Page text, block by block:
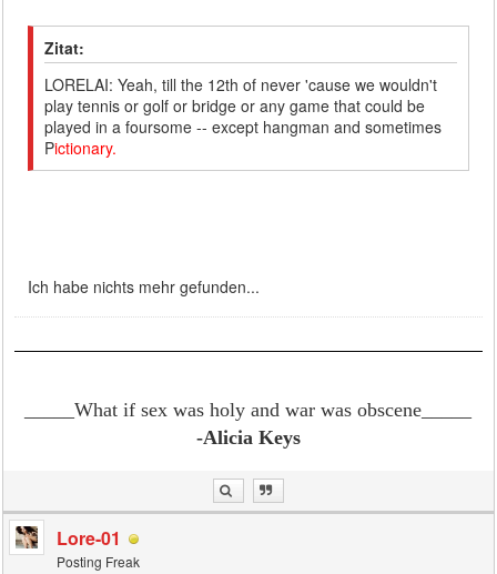
Zitat:
LORELAI: Yeah, till the 12th of never 'cause we wouldn't
play tennis or golf or bridge or any game that could be
played in a foursome -- except hangman and sometimes
Pictionary.
Ich habe nichts mehr gefunden...
_____What if sex was holy and war was obscene
-Alicia Keys
Lore-01
Posting Freak